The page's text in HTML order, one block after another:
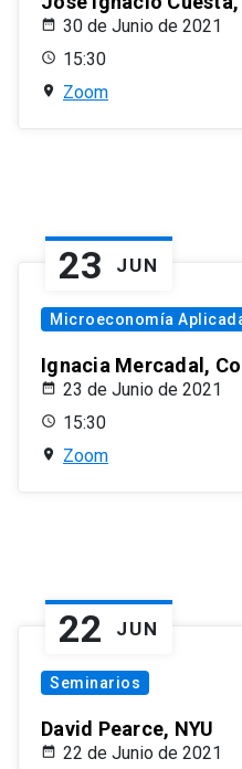
30 de Junio de 2021
15:30
Zoom
23 JUN
Microeconomía
Ignacia Mercadal,
23 de Junio de 2021
15:30
Zoom
22 JUN
Seminarios
David Pearce, NYU
22 de Junio de 2021